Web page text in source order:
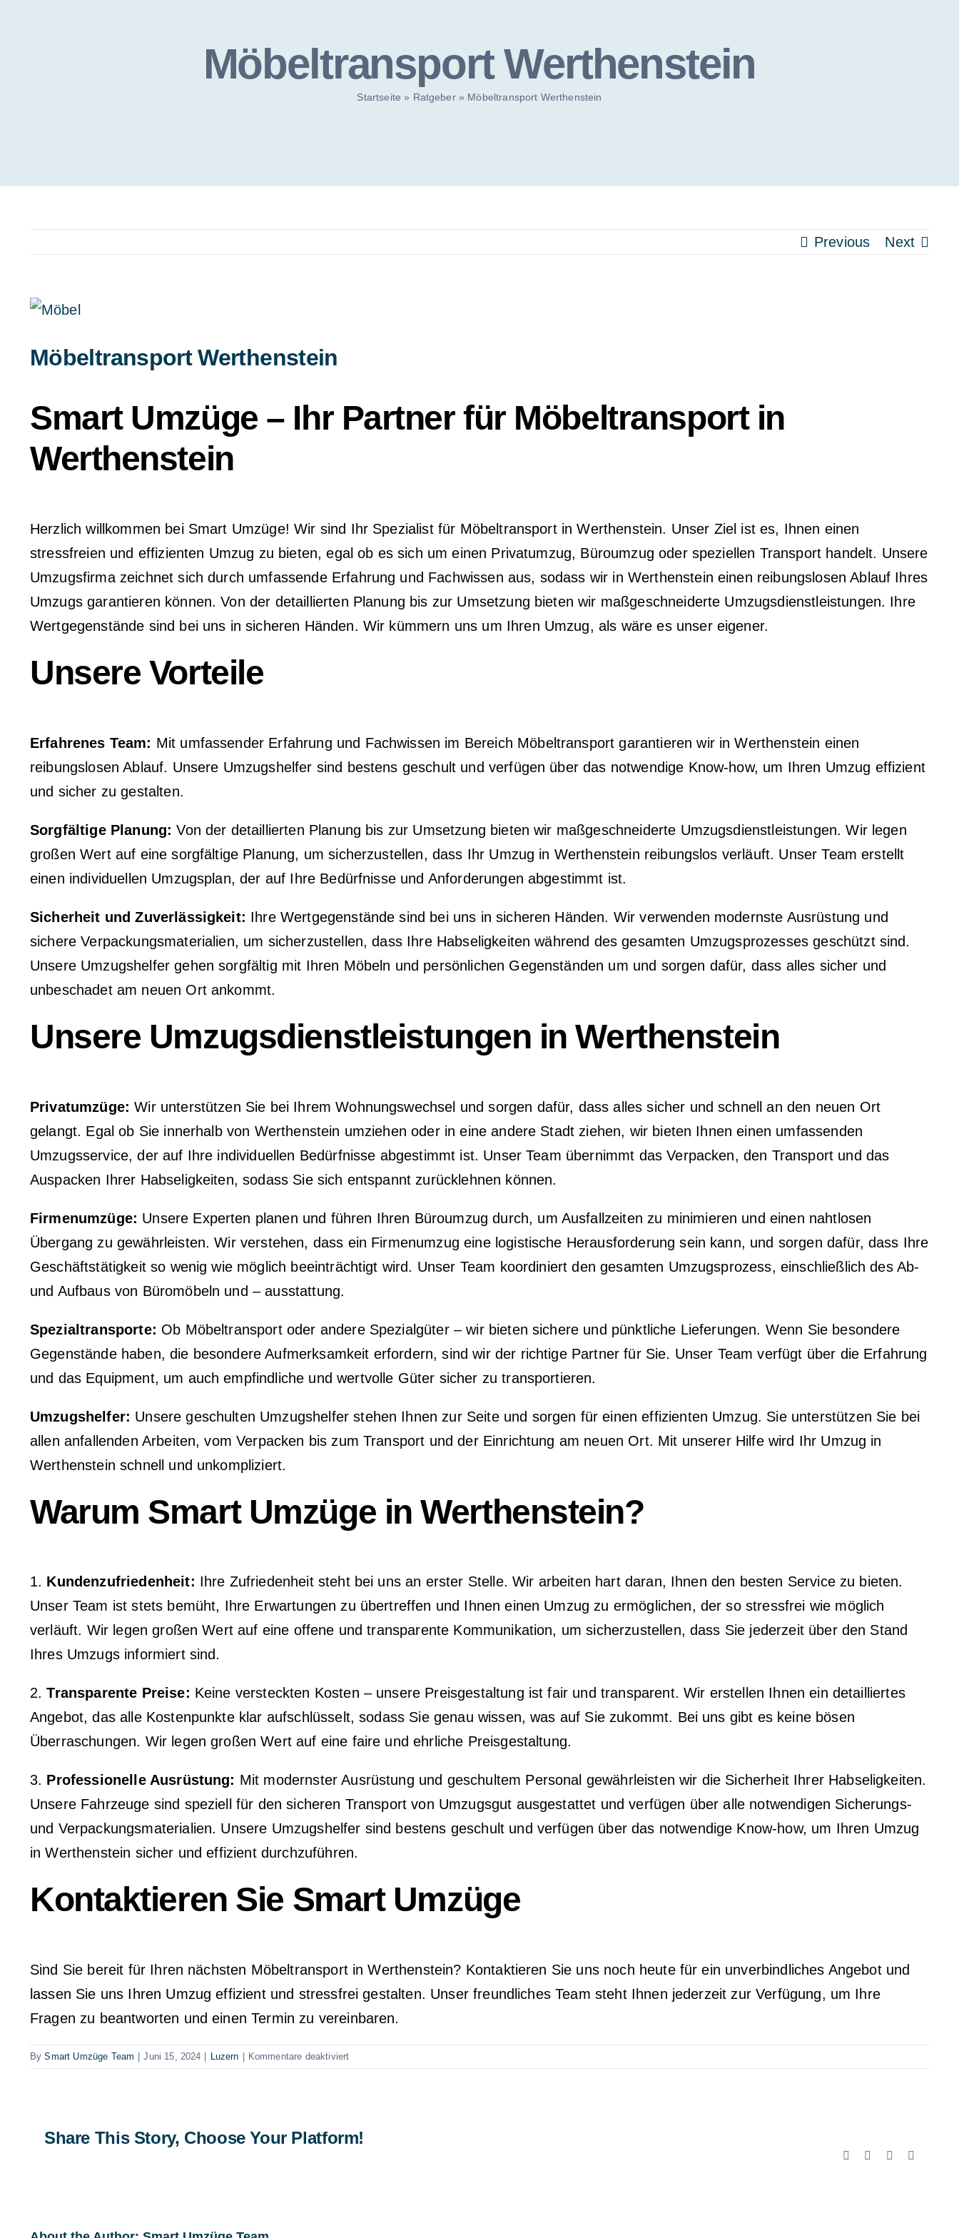
Möbeltransport Werthenstein
Startseite » Ratgeber» Möbeltransport Werthenstein
Previous Next
View
Image
Möbeltransport Werthenstein
Smart Umzüge – Ihr Partner für Möbeltransport in
Werthenstein
Herzlich willkommen bei Smart Umzüge! Wir sind Ihr Spezialist für Möbeltransport in Werthenstein. Unser Ziel ist es, Ihnen einen
stressfreien und effizienten Umzug zu bieten, egal ob es sich um einen Privatumzug, Büroumzug oder speziellen Transport handelt. Unsere
Umzugsfirma zeichnet sich durch umfassende Erfahrung und Fachwissen aus, sodass wir in Werthenstein einen reibungslosen Ablauf Ihres
Umzugs garantieren können. Von der detaillierten Planung bis zur Umsetzung bieten wir maßgeschneiderte Umzugsdienstleistungen. Ihre
Wertgegenstände sind bei uns in sicheren Händen. Wir kümmern uns um Ihren Umzug, als wäre es unser eigener.
Unsere Vorteile
Erfahrenes Team: Mit umfassender Erfahrung und Fachwissen im Bereich Möbeltransport garantieren wir in Werthenstein einen
reibungslosen Ablauf. Unsere Umzugshelfer sind bestens geschult und verfügen über das notwendige Know-how, um Ihren Umzug effizient
und sicher zu gestalten.
Sorgfältige Planung: Von der detaillierten Planung bis zur Umsetzung bieten wir maßgeschneiderte Umzugsdienstleistungen. Wir legen
großen Wert auf eine sorgfältige Planung, um sicherzustellen, dass Ihr Umzug in Werthenstein reibungslos verläuft. Unser Team erstellt
einen individuellen Umzugsplan, der auf Ihre Bedürfnisse und Anforderungen abgestimmt ist.
Sicherheit und Zuverlässigkeit: Ihre Wertgegenstände sind bei uns in sicheren Händen. Wir verwenden modernste Ausrüstung und
sichere Verpackungsmaterialien, um sicherzustellen, dass Ihre Habseligkeiten während des gesamten Umzugsprozesses geschützt sind.
Unsere Umzugshelfer gehen sorgfältig mit Ihren Möbeln und persönlichen Gegenständen um und sorgen dafür, dass alles sicher und
unbeschadet am neuen Ort ankommt.
Unsere Umzugsdienstleistungen in Werthenstein
Privatumzüge: Wir unterstützen Sie bei Ihrem Wohnungswechsel und sorgen dafür, dass alles sicher und schnell an den neuen Ort
gelangt. Egal ob Sie innerhalb von Werthenstein umziehen oder in eine andere Stadt ziehen, wir bieten Ihnen einen umfassenden
Umzugsservice, der auf Ihre individuellen Bedürfnisse abgestimmt ist. Unser Team übernimmt das Verpacken, den Transport und das
Auspacken Ihrer Habseligkeiten, sodass Sie sich entspannt zurücklehnen können.
Firmenumzüge: Unsere Experten planen und führen Ihren Büroumzug durch, um Ausfallzeiten zu minimieren und einen nahtlosen
Übergang zu gewährleisten. Wir verstehen, dass ein Firmenumzug eine logistische Herausforderung sein kann, und sorgen dafür, dass Ihre
Geschäftstätigkeit so wenig wie möglich beeinträchtigt wird. Unser Team koordiniert den gesamten Umzugsprozess, einschließlich des Ab-
und Aufbaus von Büromöbeln und – ausstattung.
Spezialtransporte: Ob Möbeltransport oder andere Spezialgüter – wir bieten sichere und pünktliche Lieferungen. Wenn Sie besondere
Gegenstände haben, die besondere Aufmerksamkeit erfordern, sind wir der richtige Partner für Sie. Unser Team verfügt über die Erfahrung
und das Equipment, um auch empfindliche und wertvolle Güter sicher zu transportieren.
Umzugshelfer: Unsere geschulten Umzugshelfer stehen Ihnen zur Seite und sorgen für einen effizienten Umzug. Sie unterstützen Sie bei
allen anfallenden Arbeiten, vom Verpacken bis zum Transport und der Einrichtung am neuen Ort. Mit unserer Hilfe wird Ihr Umzug in
Werthenstein schnell und unkompliziert.
Warum Smart Umzüge in Werthenstein?
1. Kundenzufriedenheit: Ihre Zufriedenheit steht bei uns an erster Stelle. Wir arbeiten hart daran, Ihnen den besten Service zu bieten.
Unser Team ist stets bemüht, Ihre Erwartungen zu übertreffen und Ihnen einen Umzug zu ermöglichen, der so stressfrei wie möglich
verläuft. Wir legen großen Wert auf eine offene und transparente Kommunikation, um sicherzustellen, dass Sie jederzeit über den Stand
Ihres Umzugs informiert sind.
2.Transparente Preise: Keine versteckten Kosten – unsere Preisgestaltung ist fair und transparent. Wir erstellen Ihnen ein detailliertes
Angebot, das alle Kostenpunkte klar aufschlüsselt, sodass Sie genau wissen, was auf Sie zukommt. Bei uns gibt es keine bösen
Überraschungen. Wir legen großen Wert auf eine faire und ehrliche Preisgestaltung.
3. Professionelle Ausrüstung: Mit modernster Ausrüstung und geschultem Personal gewährleisten wir die Sicherheit Ihrer Habseligkeiten.
Unsere Fahrzeuge sind speziell für den sicheren Transport von Umzugsgut ausgestattet und verfügen über alle notwendigen Sicherungs-
und Verpackungsmaterialien. Unsere Umzugshelfer sind bestens geschult und verfügen über das notwendige Know-how, um Ihren Umzug
in Werthenstein sicher und effizient durchzuführen.
Kontaktieren Sie Smart Umzüge
Sind Sie bereit für Ihren nächsten Möbeltransport in Werthenstein? Kontaktieren Sie uns noch heute für ein unverbindliches Angebot und
lassen Sie uns Ihren Umzug effizient und stressfrei gestalten. Unser freundliches Team steht Ihnen jederzeit zur Verfügung, um Ihre
Fragen zu beantworten und einen Termin zu vereinbaren.
BySmart Umzüge Team Juni 15, 2024 Luzern Kommentare deaktiviertfür
Möbeltransport
Share This Story, Choose Your Platform!
Facebook LinkedIn